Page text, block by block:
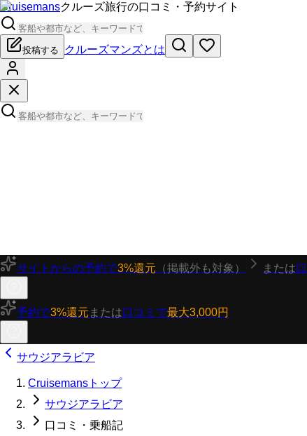
Cruisemansクルーズ旅行の口コミ・予約サイト
投稿する クルーズマンズとは
サイトからの予約で3%還元 （掲載外も対象） または
予約で3%還元 または口コミで最大3,000円
サウジアラビア
Cruisemansトップ
サウジアラビア
口コミ・乗船記